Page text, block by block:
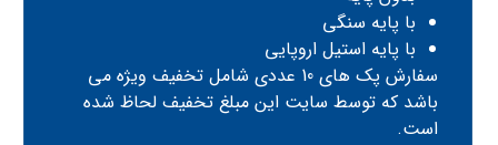
با پایه سنگی
با پایه استیل اروپایی
سفارش پک های 10 عددی شامل تخفیف ویژه می
باشد که توسط سایت این مبلغ تخفیف لحاظ شده
است.